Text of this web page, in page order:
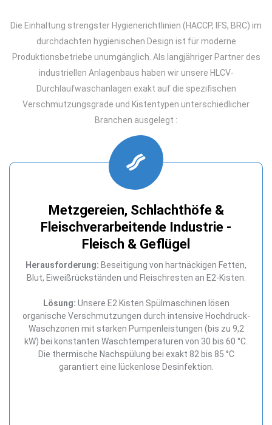
Die Einhaltung strengster Hygienerichtlinien (HACCP, IFS, BRC) im
durchdachten hygienischen Design ist für moderne
Produktionsbetriebe unumgänglich. Als langjähriger Partner des
industriellen Anlagenbaus haben wir unsere HLCV-
Durchlaufwaschanlagen exakt auf die spezifischen
Verschmutzungsgrade und Kistentypen unterschiedlicher
Branchen ausgelegt :
Metzgereien, Schlachthöfe &
Fleischverarbeitende Industrie -
Fleisch & Geflügel
Herausforderung: Beseitigung von hartnäckigen Fetten,
Blut, Eiweißrückständen und Fleischresten an E2-Kisten.
Lösung: Unsere E2 Kisten Spülmaschinen lösen
organische Verschmutzungen durch intensive Hochdruck-
Waschzonen mit starken Pumpenleistungen (bis zu 9,2
kW) bei konstanten Waschtemperaturen von 30 bis 60 °C.
Die thermische Nachspülung bei exakt 82 bis 85 °C
garantiert eine lückenlose Desinfektion.